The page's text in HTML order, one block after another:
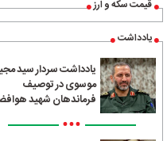
قیمت سکه و ارز
یادداشت
یادداشت سردار سید
موسوی در توصیف
فرماندهان شهید
•••